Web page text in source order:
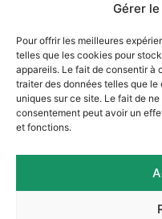
Gérer
Pour offrir les meilleures
telles que les cookies pour
appareils. Le fait de consentir à
traiter des données telles que
uniques sur ce site. Le fait de
consentement peut avoir un
et fonctions.
Email :